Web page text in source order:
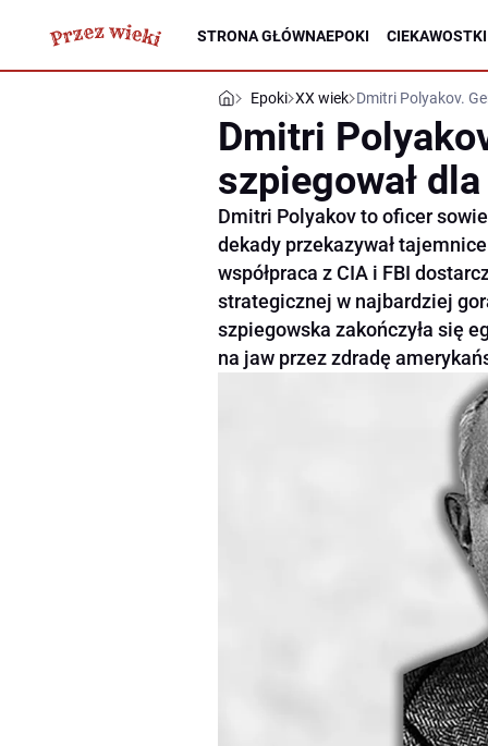
STRONA GŁÓWNAEPOKI
Epoki XX wiek Dmitri Polyakov.
Dmitri
szpiegował
Dmitri Polyakov to oficer
dekady przekazywał
współpraca z CIA i FBI
strategicznej w najbardziej
szpiegowska zakończyła się
na jaw przez zdradę